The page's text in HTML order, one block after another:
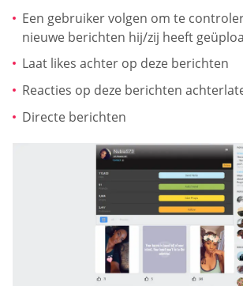
Een gebruiker volgen om te
nieuwe berichten hij/zij heeft
Laat likes achter op deze berichten
Reacties op deze berichten
Directe berichten